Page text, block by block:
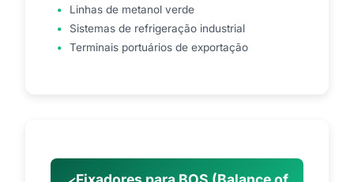
Linhas de metanol verde
Sistemas de refrigeração industrial
Terminais portuários de exportação